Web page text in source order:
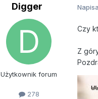
Digger
Użytkownik forum
278
Czy
Z